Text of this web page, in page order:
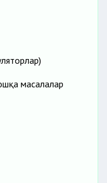
масалалар